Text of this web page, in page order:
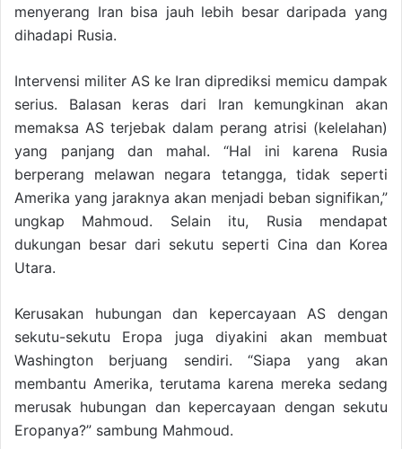
menyerang Iran bisa jauh lebih besar daripada yang
dihadapi Rusia.
Intervensi militer AS ke Iran diprediksi memicu dampak
serius. Balasan keras dari Iran kemungkinan akan
memaksa AS terjebak dalam perang atrisi (kelelahan)
yang panjang dan mahal. “Hal ini karena Rusia
berperang melawan negara tetangga, tidak seperti
Amerika yang jaraknya akan menjadi beban signifikan,”
ungkap Mahmoud. Selain itu, Rusia mendapat
dukungan besar dari sekutu seperti Cina dan Korea
Utara.
Kerusakan hubungan dan kepercayaan AS dengan
sekutu-sekutu Eropa juga diyakini akan membuat
Washington berjuang sendiri. “Siapa yang akan
membantu Amerika, terutama karena mereka sedang
merusak hubungan dan kepercayaan dengan sekutu
Eropanya?” sambung Mahmoud.